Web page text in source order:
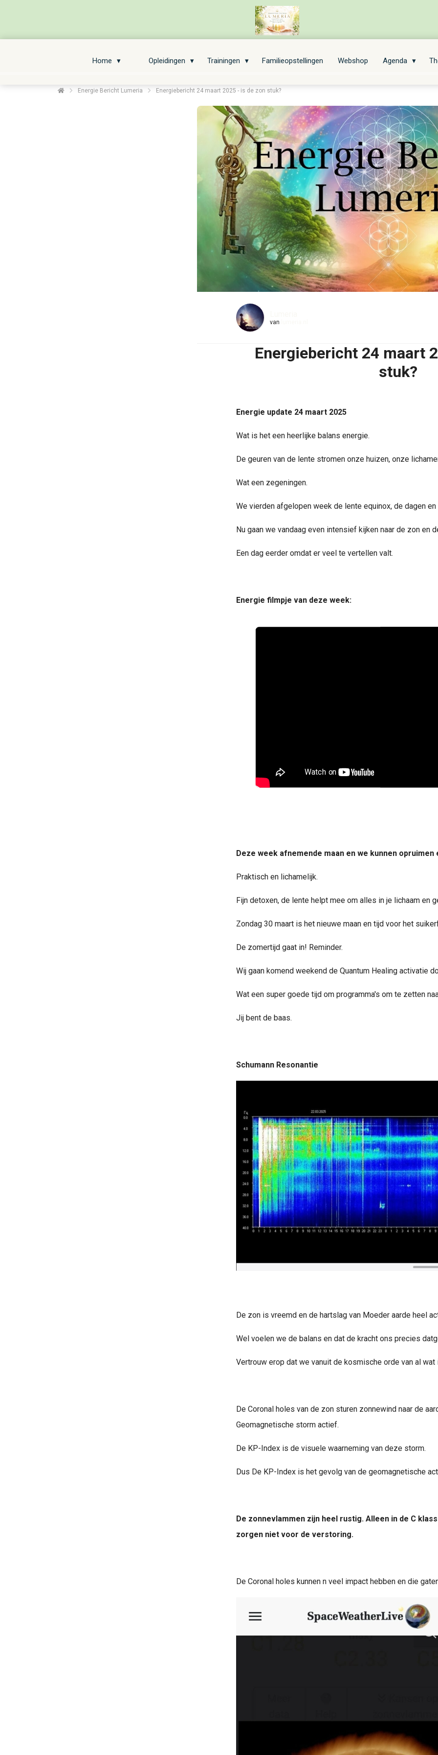
Home Opleidingen Trainingen Familieopstellingen Webshop Agenda
Energie Bericht Lumeria Energiebericht 24 maart 2025 - is de zon stuk?
van
Energiebericht 24 maart
stuk?
Energie update 24 maart 2025
Wat is het een heerlijke balans energie.
De geuren van de lente stromen onze huizen, onze
Wat een zegeningen.
We vierden afgelopen week de lente equinox, de dagen
Nu gaan we vandaag even intensief kijken naar de zon en
Een dag eerder omdat er veel te vertellen valt.
Energie filmpje van deze week:
Deze week afnemende maan en we kunnen opruimen
Praktisch en lichamelijk.
Fijn detoxen, de lente helpt mee om alles in je lichaam en
Zondag 30 maart is het nieuwe maan en tijd voor het
De zomertijd gaat in! Reminder.
Wij gaan komend weekend de Quantum Healing activatie
Wat een super goede tijd om programma's om te zetten
Jij bent de baas.
Schumann Resonantie
De zon is vreemd en de hartslag van Moeder aarde heel
Wel voelen we de balans en dat de kracht ons precies
Vertrouw erop dat we vanuit de kosmische orde van al
De Coronal holes van de zon sturen zonnewind naar de
Geomagnetische storm actief.
De KP-Index is de visuele waarneming van deze storm.
Dus De KP-Index is het gevolg van de geomagnetische
De zonnevlammen zijn heel rustig. Alleen in de C
zorgen niet voor de verstoring.
De Coronal holes kunnen n veel impact hebben en die